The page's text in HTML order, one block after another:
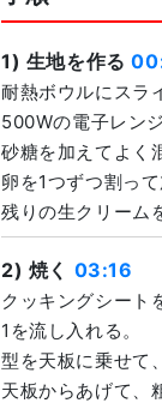
1) 生地を作る
耐熱ボウルにスラ
500Wの電子レン
砂糖を加えてよく
卵を1つずつ割っ
残りの生クリーム
2) 焼く 03:16
クッキングシート
1を流し入れる。
型を天板に乗せて
天板からあげて、